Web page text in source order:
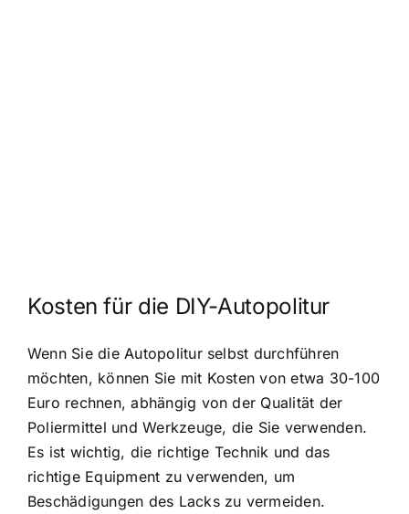
Kosten für die DIY-Autopolitur
Wenn Sie die Autopolitur selbst durchführen
möchten, können Sie mit Kosten von etwa 30-100
Euro rechnen, abhängig von der Qualität der
Poliermittel und Werkzeuge, die Sie verwenden.
Es ist wichtig, die richtige Technik und das
richtige Equipment zu verwenden, um
Beschädigungen des Lacks zu vermeiden.